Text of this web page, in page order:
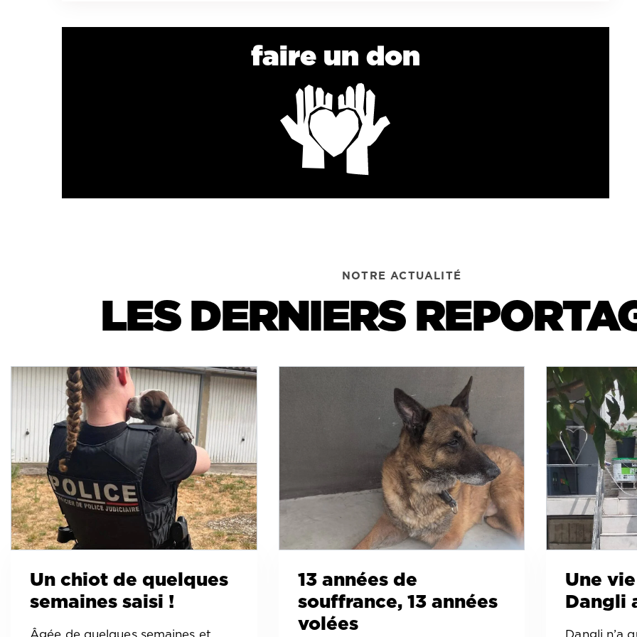
faire un don
NOTRE ACTUALITÉ
LES DERNIERS
Un chiot de quelques
semaines saisi !
Âgée de quelques semaines et
13 années de
souffrance, 13 années
volées
Une
Dangli
Dangli n’a